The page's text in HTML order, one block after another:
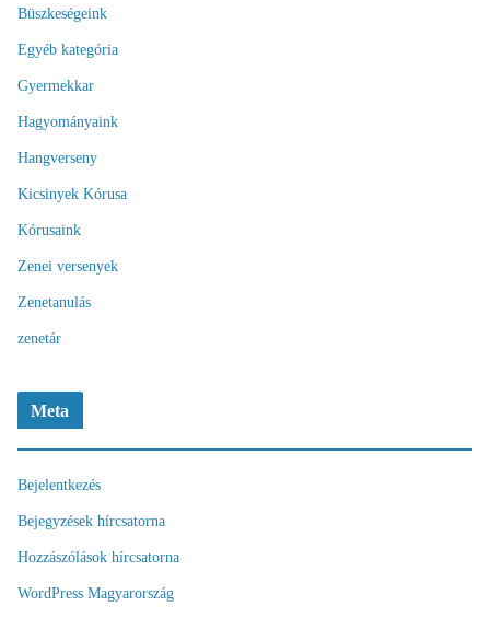
Büszkeségeink
Egyéb kategória
Gyermekkar
Hagyományaink
Hangverseny
Kicsinyek Kórusa
Kórusaink
Zenei versenyek
Zenetanulás
zenetár
Meta
Bejelentkezés
Bejegyzések hírcsatorna
Hozzászólások hírcsatorna
WordPress Magyarország